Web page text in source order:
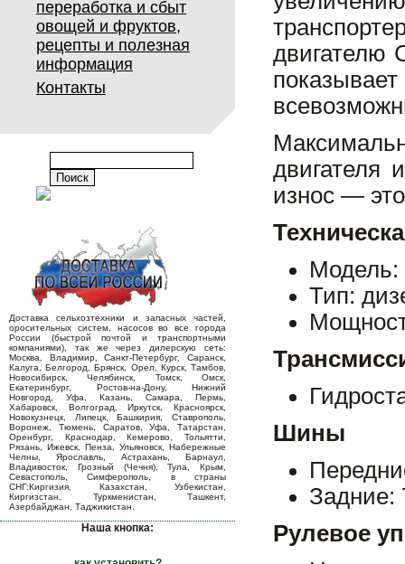
переработка и сбыт
овощей и фруктов,
рецепты и полезная
информация
Контакты
Доставка сельхозтехники и запасных частей,
оросительных систем, насосов во все города
России (быстрой почтой и транспортными
компаниями), так же через дилерскую сеть:
Москва, Владимир, Санкт-Петербург, Саранск,
Калуга, Белгород, Брянск, Орел, Курск, Тамбов,
Новосибирск, Челябинск, Томск, Омск,
Екатеринбург, Ростов-на-Дону, Нижний
Новгород, Уфа, Казань, Самара, Пермь,
Хабаровск, Волгоград, Иркутск, Красноярск,
Новокузнецк, Липецк, Башкирия, Ставрополь,
Воронеж, Тюмень, Саратов, Уфа, Татарстан,
Оренбург, Краснодар, Кемерово, Тольятти,
Рязань, Ижевск, Пенза, Ульяновск, Набережные
Челны, Ярославль, Астрахань, Барнаул,
Владивосток, Грозный (Чечня), Тула, Крым,
Севастополь, Симферополь, в страны
СНГ:Киргизия, Казахстан, Узбекистан,
Киргизстан, Туркменистан, Ташкент,
Азербайджан, Таджикистан.
Наша кнопка:
двигателю
двигателя
износ —
Модель:
Тип:
Шины
Задние:
Рулевое